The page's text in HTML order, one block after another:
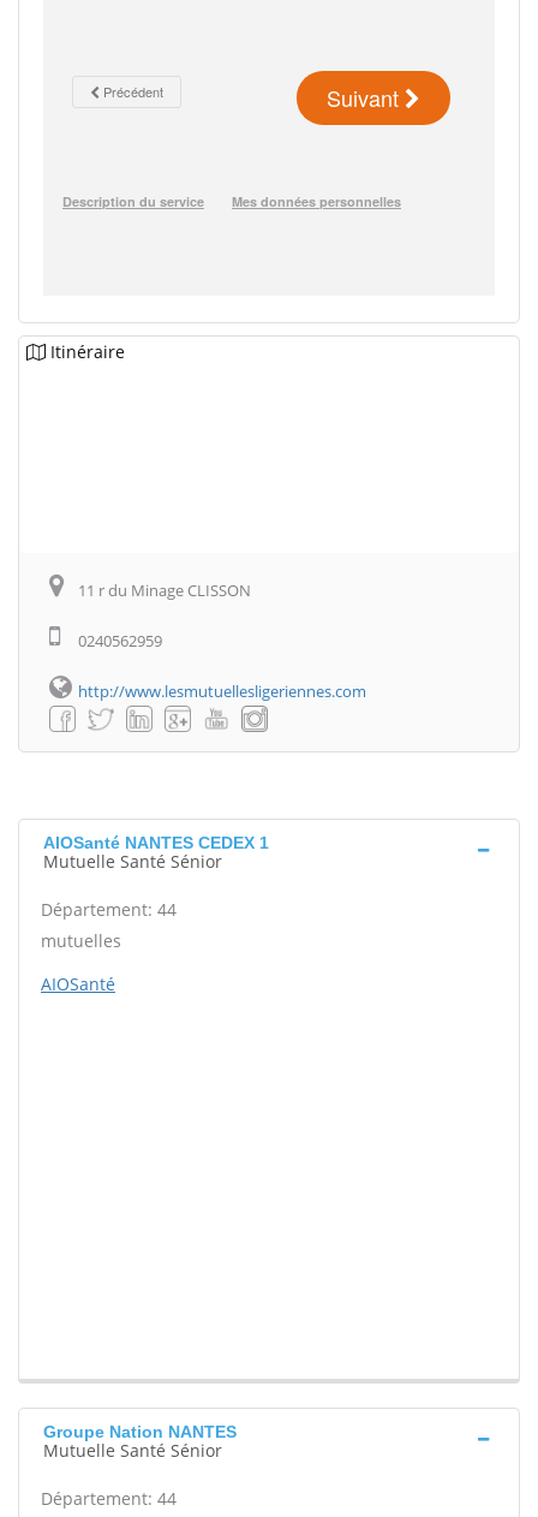
Itinéraire
11 r du Minage CLISSON
0240562959
http://www.lesmutuellesligeriennes.com
AIOSanté NANTES CEDEX 1
Mutuelle Santé Sénior
Département: 44
mutuelles
AIOSanté
Groupe Nation NANTES
Mutuelle Santé Sénior
Département: 44